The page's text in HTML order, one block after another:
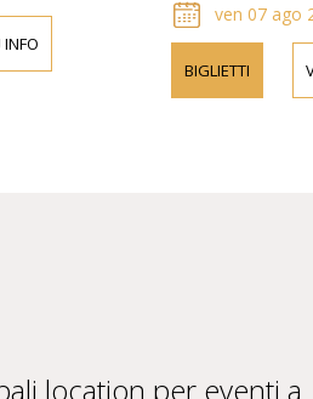
INFO
ven 07 ago
BIGLIETTI
location per eventi a